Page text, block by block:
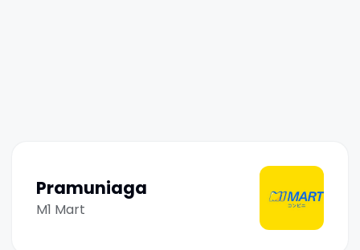
Pramuniaga
M1 Mart